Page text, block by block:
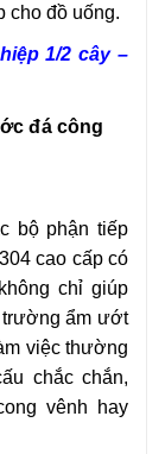
cho đồ uống.
1/2 cây –
đá công
bộ phận tiếp
cao cấp có
chỉ giúp
trường ẩm ướt
việc thường
chắc chắn,
vênh hay